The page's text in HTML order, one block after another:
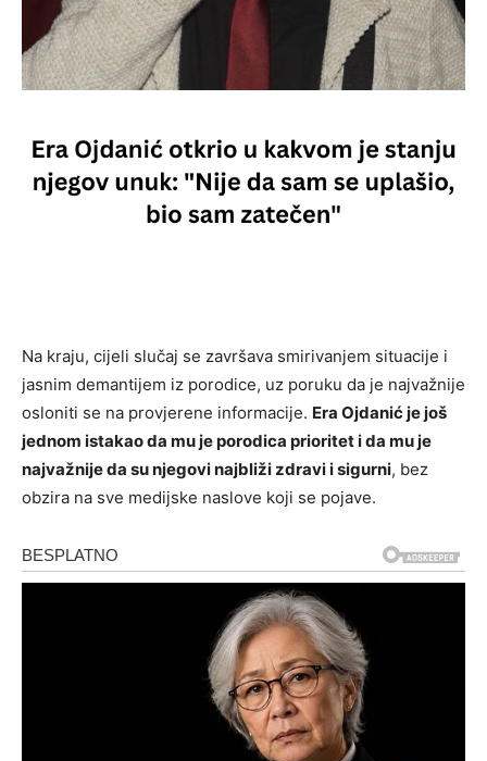
Na kraju, cijeli slučaj se završava smirivanjem situacije i
jasnim demantijem iz porodice, uz poruku da je najvažnije
osloniti se na provjerene informacije. Era Ojdanić je još
jednom istakao da mu je porodica prioritet i da mu je
najvažnije da su njegovi najbliži zdravi i sigurni, bez
obzira na sve medijske naslove koji se pojave.